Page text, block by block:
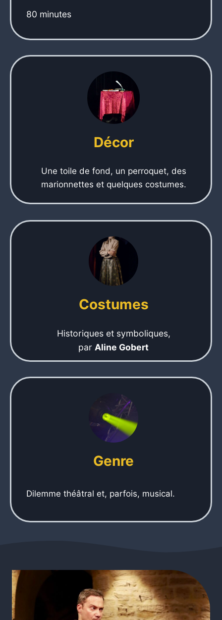
80 minutes
Décor
Une toile de fond, un perroquet, des
marionnettes et quelques costumes.
Costumes
Historiques et symboliques,
par Aline Gobert
Genre
Dilemme théâtral et, parfois, musical.